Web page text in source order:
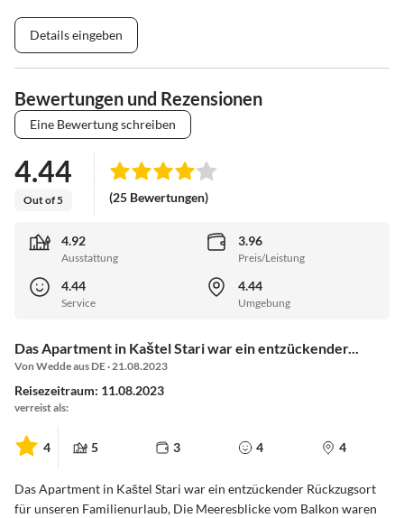
Details eingeben
Bewertungen und Rezensionen
Eine Bewertung schreiben
4.44
Out of 5 (25 Bewertungen)
4.92
Ausstattung
3.96
Preis/Leistung
4.44
Service
4.44
Umgebung
Das Apartment in Kaštel Stari war ein entzückender...
Von Wedde aus DE · 21.08.2023
Reisezeitraum: 11.08.2023
verreist als:
4 5 3 4 4
Das Apartment in Kaštel Stari war ein entzückender Rückzugsort
für unseren Familienurlaub, Die Meeresblicke vom Balkon waren